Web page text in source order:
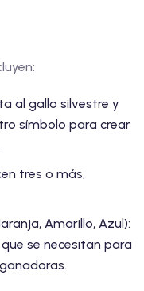
al gallo silvestre y
símbolo para crear
tres o más,
Amarillo, Azul):
se necesitan para